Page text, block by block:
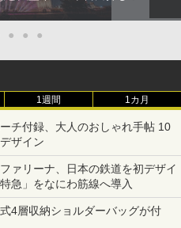
● ● ●
1週間 1カ月
チ付録、大人のおしゃれ手帖 10
ザイン
ァリーナ、日本の鉄道を初デザイ
急」をなにわ筋線へ導入
4層収納ショルダーバッグが付